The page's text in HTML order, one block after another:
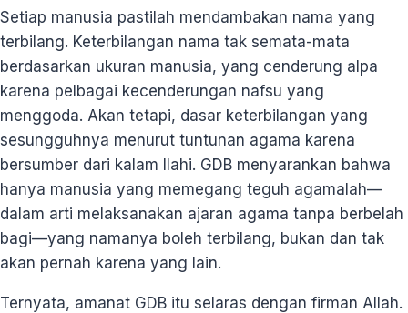
Setiap manusia pastilah mendambakan nama yang
terbilang. Keterbilangan nama tak semata-mata
berdasarkan ukuran manusia, yang cenderung alpa
karena pelbagai kecenderungan nafsu yang
menggoda. Akan tetapi, dasar keterbilangan yang
sesungguhnya menurut tuntunan agama karena
bersumber dari kalam Ilahi. GDB menyarankan bahwa
hanya manusia yang memegang teguh agamalah—
dalam arti melaksanakan ajaran agama tanpa berbelah
bagi—yang namanya boleh terbilang, bukan dan tak
akan pernah karena yang lain.
Ternyata, amanat GDB itu selaras dengan firman Allah.